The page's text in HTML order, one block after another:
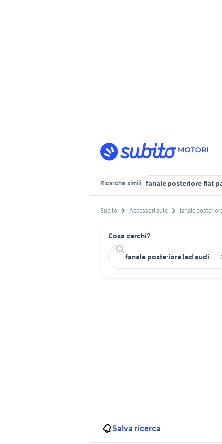
Ricerche simili fanale posteriore fiat
Subito Accessori auto fanale
Cosa cerchi?
Salva ricerca